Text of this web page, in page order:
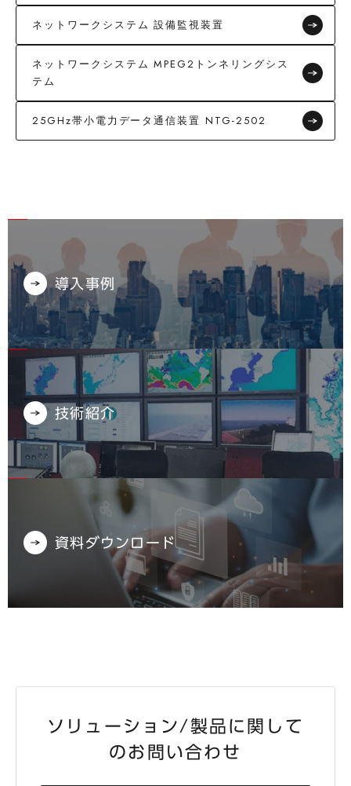
ネットワークシステム 設備監視装置
ネットワークシステム MPEG2トンネリングシス
テム
25GHz帯小電力データ通信装置 NTG-2502
導入事例
技術紹介
資料ダウンロード
ソリューション/製品に関して
のお問い合わせ